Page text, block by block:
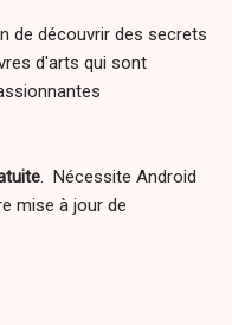
de découvrir des secrets
d'arts qui sont
. Nécessite Android
mise à jour de